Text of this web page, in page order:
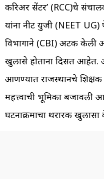
करिअर सेंटर’ (RCC)चे
यांना नीट युजी (NEET UG)
विभागाने (CBI) अटक केली
खुलासे होताना दिसत आहेत.
आणण्यात राजस्थानचे
महत्त्वाची भूमिका बजावली
घटनाक्रमाचा थरारक